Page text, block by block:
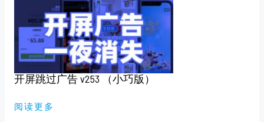
开屏跳过广告 v253 （小巧版）
告
V253
（小
巧
版）
阅读更多